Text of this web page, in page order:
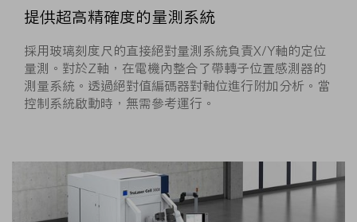
提供超高精確度的量測系統
採用玻璃刻度尺的直接絕對量測系統負責X/Y軸的定位
量測。對於Z軸，在電機內整合了帶轉子位置感測器的
測量系統。透過絕對值編碼器對軸位進行附加分析。當
控制系統啟動時，無需參考運行。